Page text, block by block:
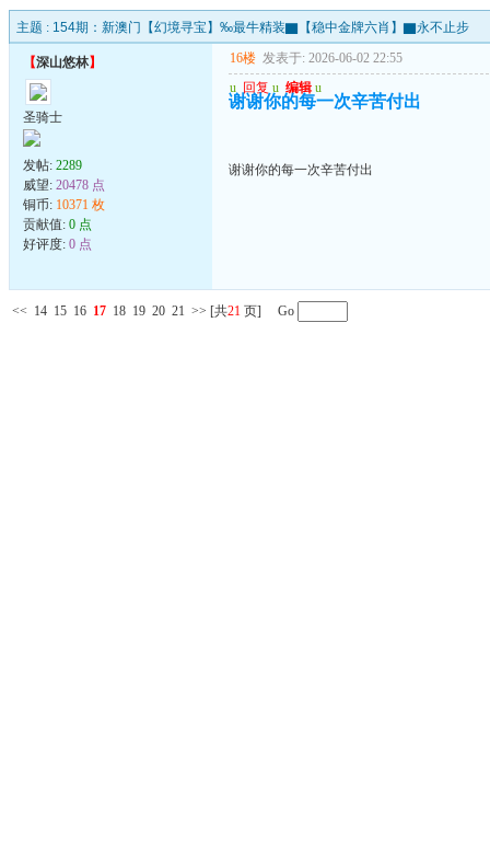
主题 : 154期：新澳门【幻境寻宝】‰最牛精装▇【稳中金牌六肖】▇永不止步
【深山悠林】
圣骑士
发帖: 2289
威望: 20478 点
铜币: 10371 枚
贡献值: 0 点
好评度: 0 点
16楼 发表于: 2026-06-02 22:55
u 回复 u 编辑 u
谢谢你的每一次辛苦付出
谢谢你的每一次辛苦付出
<< 14 15 16 17 18 19 20 21 >> [共21 页] Go